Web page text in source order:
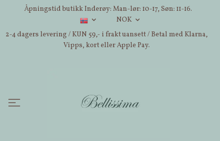
Åpningstid butikk Inderøy: Man-lør: 10-17, Søn: 11-16.
NOK
2-4 dagers levering / KUN 59,- i frakt uansett / Betal med Klarna,
Vipps, kort eller Apple Pay.